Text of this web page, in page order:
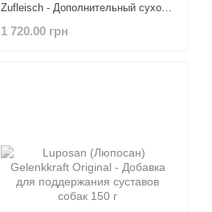
Zufleisch - Дополнительный сухой
сырое мясо или мясо после
1 720.00 грн